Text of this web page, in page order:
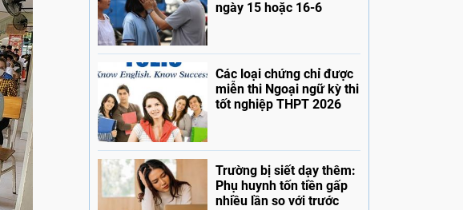
ngày 15 hoặc 16-6
Các loại chứng chỉ được
miễn thi Ngoại ngữ kỳ thi
tốt nghiệp THPT 2026
Trường bị siết dạy thêm:
Phụ huynh tốn tiền gấp
nhiều lần so với trước